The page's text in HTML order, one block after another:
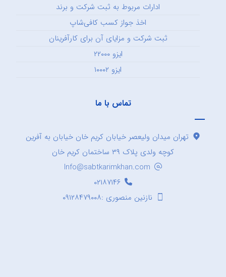
ادارات مربوط به ثبت شرکت و برند
اخذ جواز کسب کافی‌شاپ
ثبت شرکت و مزایای آن برای کارآفرینان
ایزو ۲۲۰۰۰
ایزو ۱۰۰۰۲
تماس با ما
تهران میدان ولیعصر خیابان کریم خان خیابان به آفرین
کوچه ولدی پلاک ۳۹ ساختمان کریم خان
Info@sabtkarimkhan.com
۰۲۱۸۷۱۴۶
نازنین منصوری :۰۹۱۲۸۴۷۹۰۰۸